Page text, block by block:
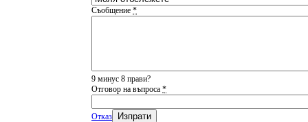
Съобщение *
9 минус 8 прави?
Отговор на въпроса *
Отказ